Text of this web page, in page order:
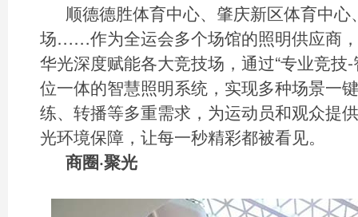
顺德德胜体育中心、肇庆新区体育中
场……作为全运会多个场馆的照明供应商
华光深度赋能各大竞技场，通过“专业竞技
位一体的智慧照明系统，实现多种场景一
练、转播等多重需求，为运动员和观众提
光环境保障，让每一秒精彩都被看见。
商圈·聚光